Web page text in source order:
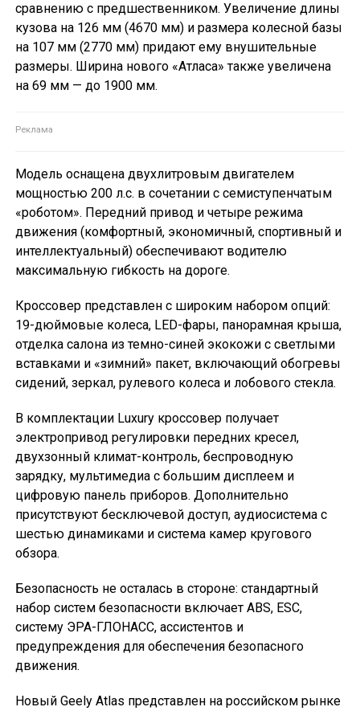
сравнению с предшественником. Увеличение длины
кузова на 126 мм (4670 мм) и размера колесной базы
на 107 мм (2770 мм) придают ему внушительные
размеры. Ширина нового «Атласа» также увеличена
на 69 мм — до 1900 мм.
Модель оснащена двухлитровым двигателем
мощностью 200 л.с. в сочетании с семиступенчатым
«роботом». Передний привод и четыре режима
движения (комфортный, экономичный, спортивный и
интеллектуальный) обеспечивают водителю
максимальную гибкость на дороге.
Кроссовер представлен с широким набором опций:
19-дюймовые колеса, LED-фары, панорамная крыша,
отделка салона из темно-синей экокожи с светлыми
вставками и «зимний» пакет, включающий обогревы
сидений, зеркал, рулевого колеса и лобового стекла.
В комплектации Luxury кроссовер получает
электропривод регулировки передних кресел,
двухзонный климат-контроль, беспроводную
зарядку, мультимедиа с большим дисплеем и
цифровую панель приборов. Дополнительно
присутствуют бесключевой доступ, аудиосистема с
шестью динамиками и система камер кругового
обзора.
Безопасность не осталась в стороне: стандартный
набор систем безопасности включает ABS, ESC,
систему ЭРА-ГЛОНАСС, ассистентов и
предупреждения для обеспечения безопасного
движения.
Новый Geely Atlas представлен на российском рынке